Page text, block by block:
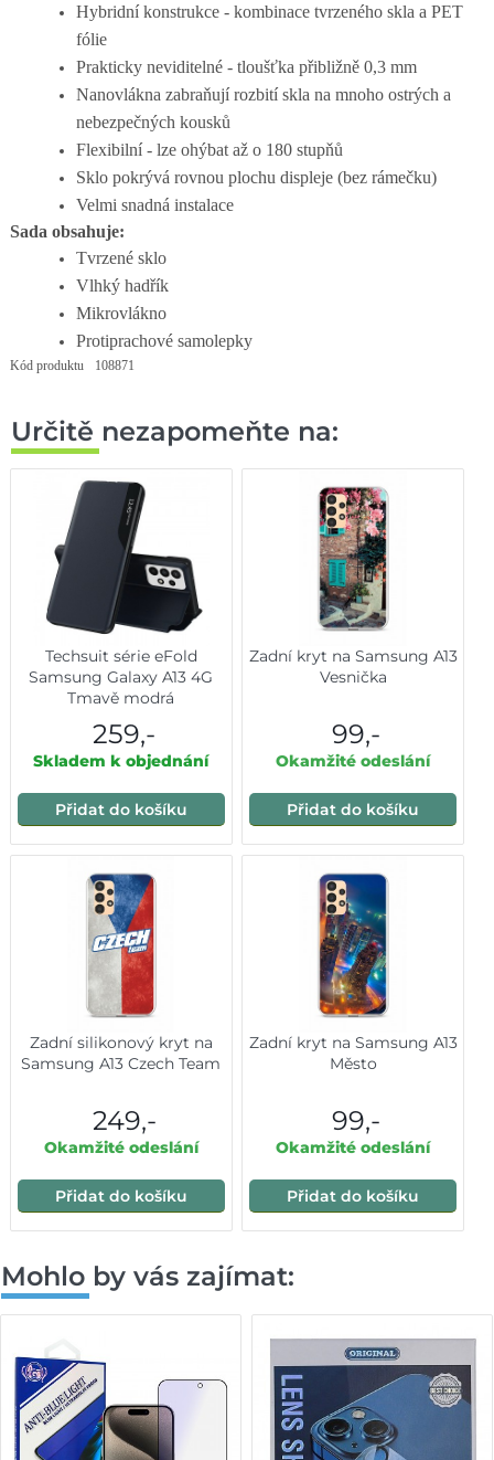
Hybridní konstrukce - kombinace tvrzeného skla a PET
fólie
Prakticky neviditelné - tloušťka přibližně 0,3 mm
Nanovlákna zabraňují rozbití skla na mnoho ostrých a
nebezpečných kousků
Flexibilní - lze ohýbat až o 180 stupňů
Sklo pokrývá rovnou plochu displeje (bez rámečku)
Velmi snadná instalace
Sada obsahuje:
Tvrzené sklo
Vlhký hadřík
Mikrovlákno
Protiprachové samolepky
Kód produktu 108871
Určitě nezapomeňte na:
Techsuit série eFold
Samsung Galaxy A13 4G
Tmavě modrá
259,-
Skladem k objednání
Přidat do košíku
Zadní kryt na Samsung A13
Vesnička
99,-
Okamžité odeslání
Přidat do košíku
Zadní silikonový kryt na
Samsung A13 Czech Team
249,-
Okamžité odeslání
Přidat do košíku
Zadní kryt na Samsung A13
Město
99,-
Okamžité odeslání
Přidat do košíku
Mohlo by vás zajímat: